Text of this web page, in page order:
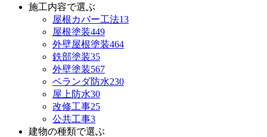
施工内容で選ぶ
屋根カバー工法13
屋根塗装449
外壁屋根塗装464
鉄部塗装35
外壁塗装567
ベランダ防水230
屋上防水30
改修工事25
公共工事3
建物の種類で選ぶ